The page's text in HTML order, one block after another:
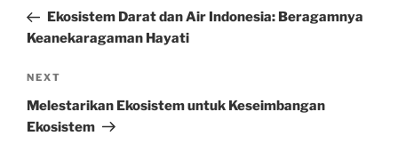
PostEkosistem Darat dan Air Indonesia: Beragamnya
Keanekaragaman Hayati
Next
Post
NEXT
Melestarikan Ekosistem untuk Keseimbangan
Ekosistem